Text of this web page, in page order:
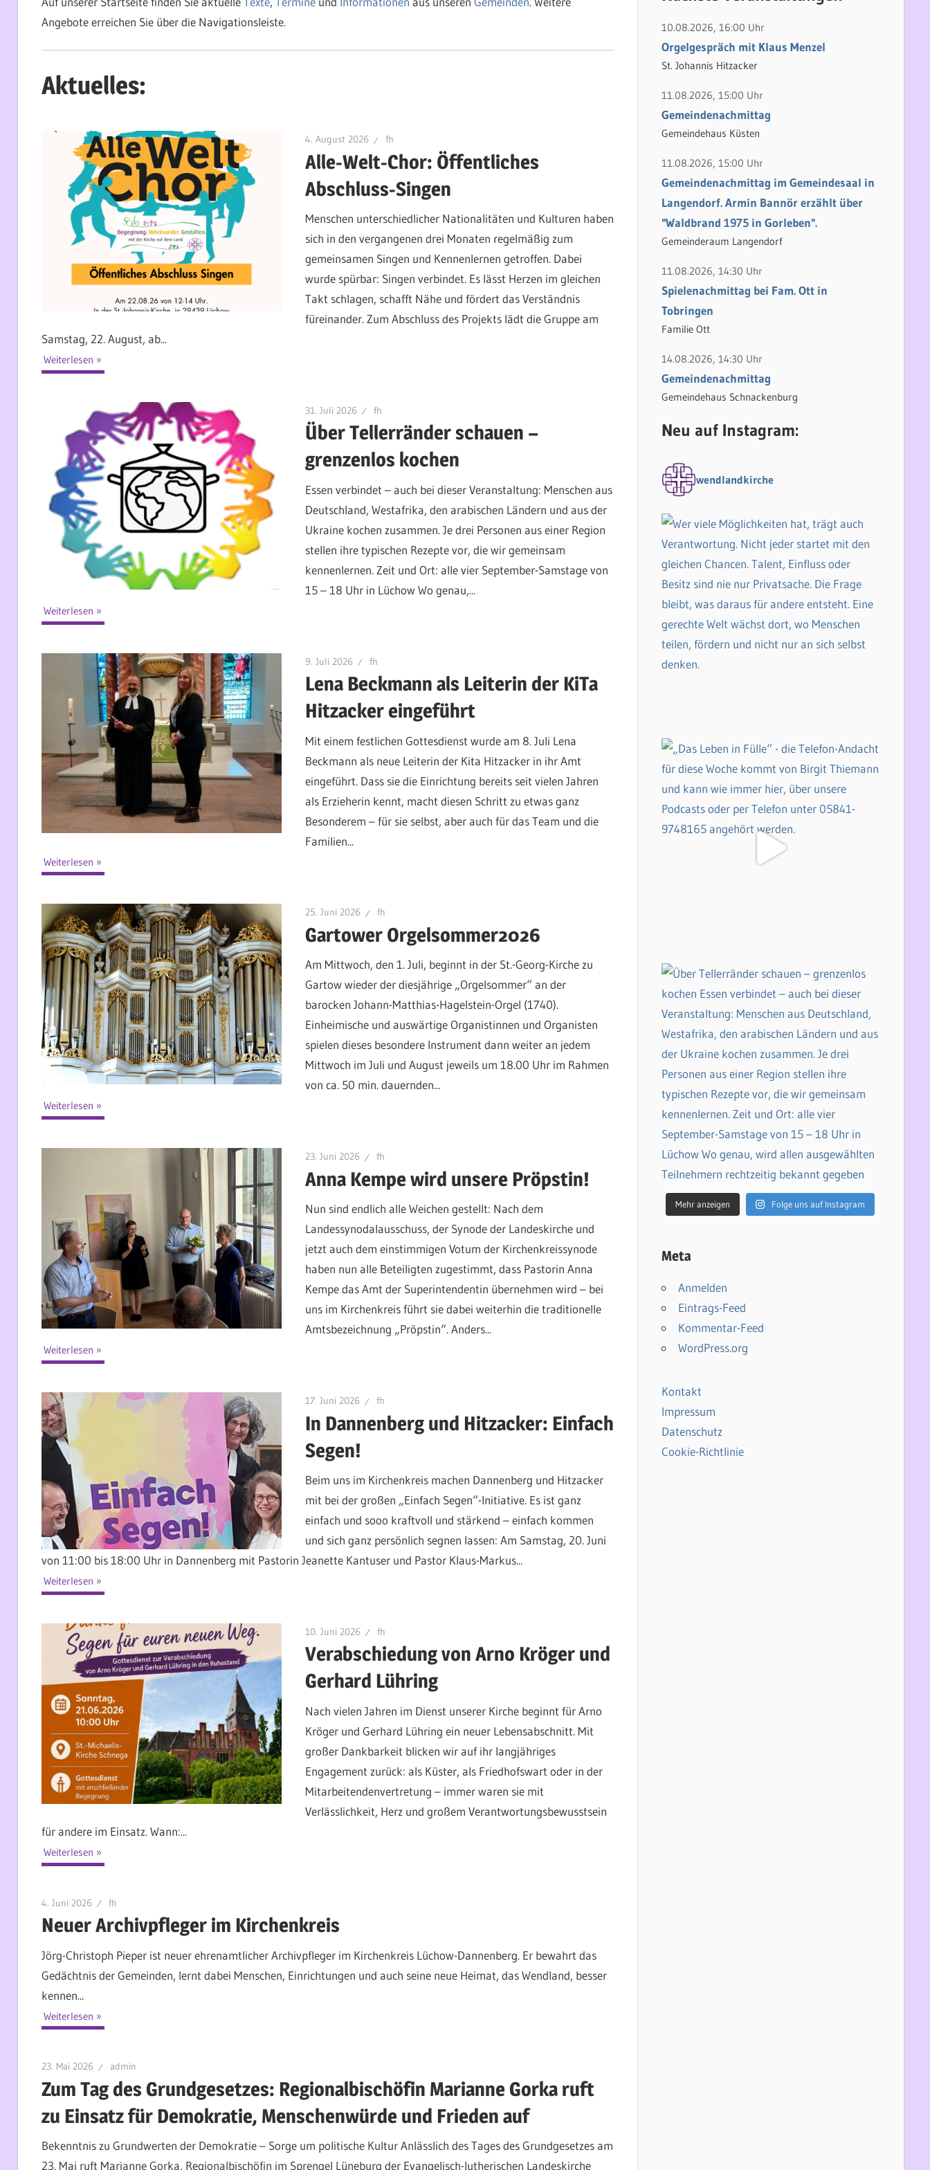
Angebote erreichen Sie über die Navigationsleiste.
Aktuelles:
4. August 2026 fh
Alle-Welt-Chor: Öffentliches
Abschluss-Singen
Menschen unterschiedlicher Nationalitäten und Kulturen haben
sich in den vergangenen drei Monaten regelmäßig zum
gemeinsamen Singen und Kennenlernen getroffen. Dabei
wurde spürbar: Singen verbindet. Es lässt Herzen im gleichen
Takt schlagen, schafft Nähe und fördert das Verständnis
füreinander. Zum Abschluss des Projekts lädt die Gruppe am
Samstag, 22. August, ab...
Weiterlesen
31. Juli 2026 fh
Über Tellerränder schauen –
grenzenlos kochen
Essen verbindet – auch bei dieser Veranstaltung: Menschen aus
Deutschland, Westafrika, den arabischen Ländern und aus der
Ukraine kochen zusammen. Je drei Personen aus einer Region
stellen ihre typischen Rezepte vor, die wir gemeinsam
kennenlernen. Zeit und Ort: alle vier September-Samstage von
15 – 18 Uhr in Lüchow Wo genau,...
Weiterlesen
9. Juli 2026 fh
Lena Beckmann als Leiterin der KiTa
Hitzacker eingeführt
Mit einem festlichen Gottesdienst wurde am 8. Juli Lena
Beckmann als neue Leiterin der Kita Hitzacker in ihr Amt
eingeführt. Dass sie die Einrichtung bereits seit vielen Jahren
als Erzieherin kennt, macht diesen Schritt zu etwas ganz
Besonderem – für sie selbst, aber auch für das Team und die
Familien...
Weiterlesen
25. Juni 2026 fh
Gartower Orgelsommer2026
Am Mittwoch, den 1. Juli, beginnt in der St.-Georg-Kirche zu
Gartow wieder der diesjährige „Orgelsommer“ an der
barocken Johann-Matthias-Hagelstein-Orgel (1740).
Einheimische und auswärtige Organistinnen und Organisten
spielen dieses besondere Instrument dann weiter an jedem
Mittwoch im Juli und August jeweils um 18.00 Uhr im Rahmen
von ca. 50 min. dauernden...
Weiterlesen
23. Juni 2026 fh
Anna Kempe wird unsere Pröpstin!
Nun sind endlich alle Weichen gestellt: Nach dem
Landessynodalausschuss, der Synode der Landeskirche und
jetzt auch dem einstimmigen Votum der Kirchenkreissynode
haben nun alle Beteiligten zugestimmt, dass Pastorin Anna
Kempe das Amt der Superintendentin übernehmen wird – bei
uns im Kirchenkreis führt sie dabei weiterhin die traditionelle
Amtsbezeichnung „Pröpstin“. Anders...
Weiterlesen
17. Juni 2026 fh
In Dannenberg und Hitzacker: Einfach
Segen!
Beim uns im Kirchenkreis machen Dannenberg und Hitzacker
mit bei der großen „Einfach Segen“-Initiative. Es ist ganz
einfach und sooo kraftvoll und stärkend – einfach kommen
und sich ganz persönlich segnen lassen: Am Samstag, 20. Juni
von 11:00 bis 18:00 Uhr in Dannenberg mit Pastorin Jeanette Kantuser und Pastor Klaus-Markus...
Weiterlesen
10. Juni 2026 fh
Verabschiedung von Arno Kröger und
Gerhard Lühring
Nach vielen Jahren im Dienst unserer Kirche beginnt für Arno
Kröger und Gerhard Lühring ein neuer Lebensabschnitt. Mit
großer Dankbarkeit blicken wir auf ihr langjähriges
Engagement zurück: als Küster, als Friedhofswart oder in der
Mitarbeitendenvertretung – immer waren sie mit
Verlässlichkeit, Herz und großem Verantwortungsbewusstsein
für andere im Einsatz. Wann:...
Weiterlesen
4. Juni 2026 fh
Neuer Archivpfleger im Kirchenkreis
Jörg-Christoph Pieper ist neuer ehrenamtlicher Archivpfleger im Kirchenkreis Lüchow-Dannenberg. Er bewahrt das
Gedächtnis der Gemeinden, lernt dabei Menschen, Einrichtungen und auch seine neue Heimat, das Wendland, besser
kennen...
Weiterlesen
23. Mai 2026 admin
Zum Tag des Grundgesetzes: Regionalbischöfin Marianne Gorka ruft
zu Einsatz für Demokratie, Menschenwürde und Frieden auf
Bekenntnis zu Grundwerten der Demokratie – Sorge um politische Kultur Anlässlich des Tages des Grundgesetzes am
23. Mai ruft Marianne Gorka, Regionalbischöfin im Sprengel Lüneburg der Evangelisch-lutherischen Landeskirche
e
n
n
a
10.08.2026, 16:00 Uhr
Orgelgespräch mit Klaus Menzel
St. Johannis Hitzacker
11.08.2026, 15:00 Uhr
Gemeindenachmittag
Gemeindehaus Küsten
11.08.2026, 15:00 Uhr
Gemeindenachmittag im Gemeindesaal in
Langendorf. Armin Bannör erzählt über
"Waldbrand 1975 in Gorleben".
Gemeinderaum Langendorf
11.08.2026, 14:30 Uhr
Spielenachmittag bei Fam. Ott in
Tobringen
Familie Ott
14.08.2026, 14:30 Uhr
Gemeindenachmittag
Gemeindehaus Schnackenburg
Neu auf Instagram:
wendlandkirche
Mehr anzeigen Folge uns auf Instagram
Meta
Anmelden
Eintrags-Feed
Kommentar-Feed
WordPress.org
Kontakt
Impressum
Datenschutz
Cookie-Richtlinie